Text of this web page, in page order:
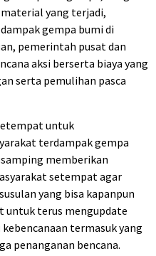
yang terjadi,
gempa bumi di
pemerintah pusat dan
aksi berserta biaya yang
serta pemulihan pasca
untuk
terdampak gempa
memberikan
setempat agar
yang bisa kapanpun
untuk terus mengupdate
termasuk yang
penanganan bencana.